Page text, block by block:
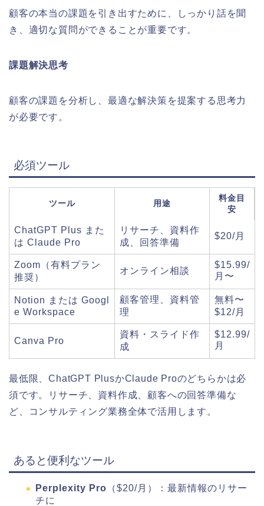
顧客の本当の課題を引き出すために、しっかり話を聞
き、適切な質問ができることが重要です。
課題解決思考
顧客の課題を分析し、最適な解決策を提案する思考力
が必要です。
必須ツール
ツール 用途
料金目
安
ChatGPT Plus また
は Claude Pro
リサーチ、資料作
成、回答準備
$20/月
Zoom（有料プラン
推奨）
オンライン相談
$15.99/
月〜
Notion または Googl
e Workspace
顧客管理、資料管
理
無料〜
$12/月
Canva Pro
資料・スライド作
成
$12.99/
月
最低限、ChatGPT PlusかClaude Proのどちらかは必
須です。リサーチ、資料作成、顧客への回答準備な
ど、コンサルティング業務全体で活用します。
あると便利なツール
Perplexity Pro （$20/月）：最新情報のリサー
チに